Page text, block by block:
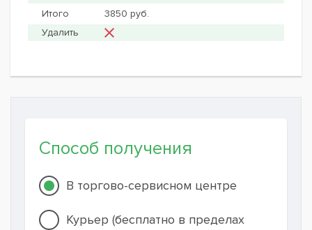
3850 руб.
Способ получения
В торгово-сервисном центре
Курьер (бесплатно в пределах